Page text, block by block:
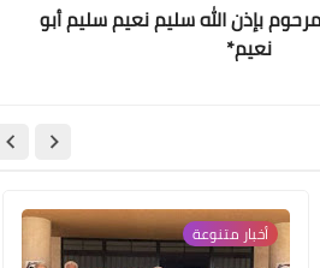
بإذن الله سليم نعيم سليم أبو
نعيم*
أخبار ‏متنوعة
Www.albuss.net